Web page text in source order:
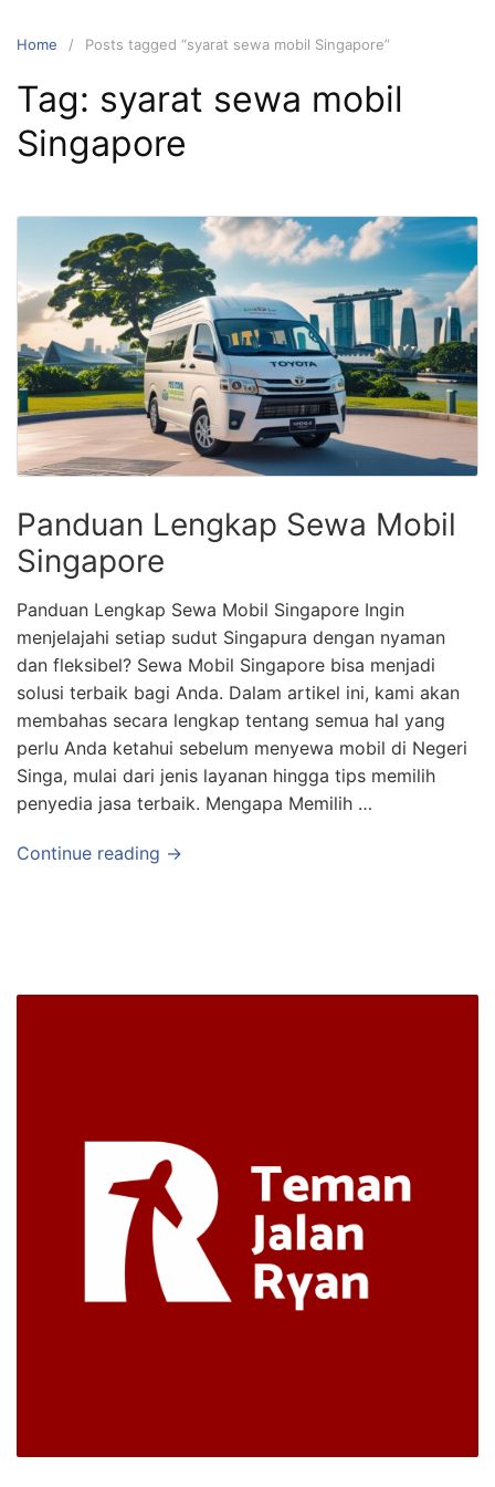
Home Posts tagged “syarat sewa mobil Singapore”
Tag: syarat sewa mobil
Singapore
Panduan Lengkap Sewa Mobil
Singapore
Panduan Lengkap Sewa Mobil Singapore Ingin
menjelajahi setiap sudut Singapura dengan nyaman
dan fleksibel? Sewa Mobil Singapore bisa menjadi
solusi terbaik bagi Anda. Dalam artikel ini, kami akan
membahas secara lengkap tentang semua hal yang
perlu Anda ketahui sebelum menyewa mobil di Negeri
Singa, mulai dari jenis layanan hingga tips memilih
penyedia jasa terbaik. Mengapa Memilih …
Continue reading →